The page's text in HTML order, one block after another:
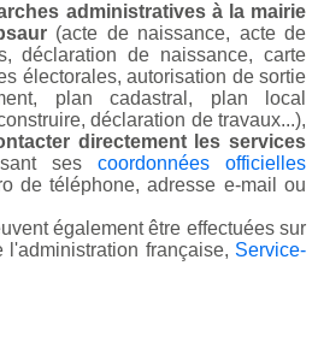
administratives à la mairie
(acte de naissance, acte de
déclaration de naissance, carte
électorales, autorisation de sortie
plan cadastral, plan local
déclaration de travaux...),
directement les services
ses coordonnées officielles
de téléphone, adresse e-mail ou
également être effectuées sur
l'administration française, Service-